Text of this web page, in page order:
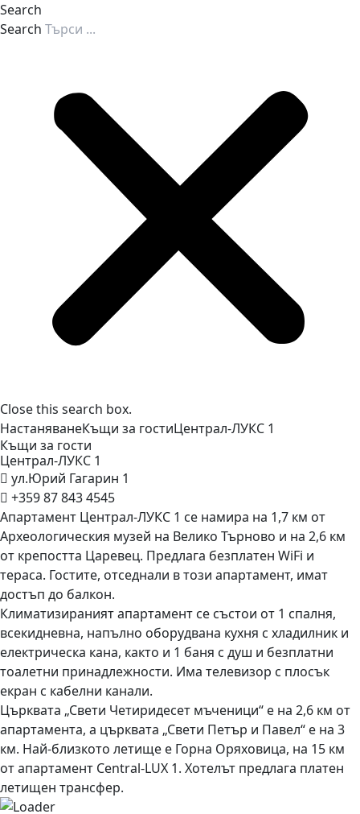
Search
Search
Close this search box.
НастаняванеКъщи за гостиЦентрал-ЛУКС 1
Къщи за гости
Централ-ЛУКС 1
ул.Юрий Гагарин 1
+359 87 843 4545
Апартамент Централ-ЛУКС 1 се намира на 1,7 км от
Археологическия музей на Велико Търново и на 2,6 км
от крепостта Царевец. Предлага безплатен WiFi и
тераса. Гостите, отседнали в този апартамент, имат
достъп до балкон.
Климатизираният апартамент се състои от 1 спалня,
всекидневна, напълно оборудвана кухня с хладилник и
електрическа кана, както и 1 баня с душ и безплатни
тоалетни принадлежности. Има телевизор с плосък
екран с кабелни канали.
Църквата „Свети Четиридесет мъченици“ е на 2,6 км от
апартамента, а църквата „Свети Петър и Павел“ е на 3
км. Най-близкото летище е Горна Оряховица, на 15 км
от апартамент Central-LUX 1. Хотелът предлага платен
летищен трансфер.